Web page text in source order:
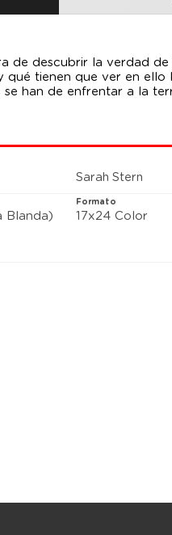
de descubrir la verdad
qué tienen que ver en ello
se han de enfrentar a la
para siempre su
exista futuro alguno. Sin
Sarah Stern
Blanda)
Formato
17x24 Color